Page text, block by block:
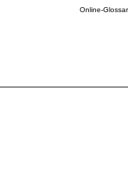
Online-